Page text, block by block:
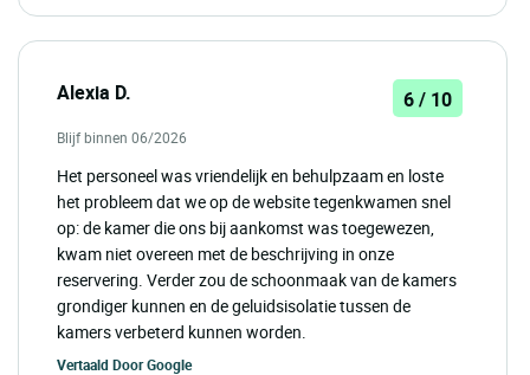
Alexia D. 6 / 10
Blijf binnen 06/2026
Het personeel was vriendelijk en behulpzaam en loste
het probleem dat we op de website tegenkwamen snel
op: de kamer die ons bij aankomst was toegewezen,
kwam niet overeen met de beschrijving in onze
reservering. Verder zou de schoonmaak van de kamers
grondiger kunnen en de geluidsisolatie tussen de
kamers verbeterd kunnen worden.
Vertaald DoorGoogle